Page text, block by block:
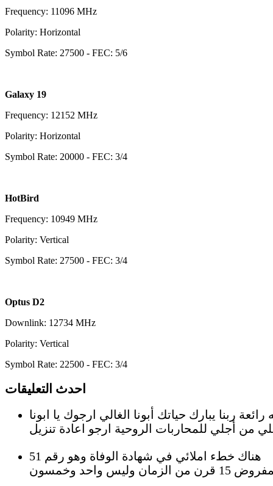
Frequency: 11096 MHz
Polarity: Horizontal
Symbol Rate: 27500 - FEC: 5/6
Galaxy 19
Frequency: 12152 MHz
Polarity: Horizontal
Symbol Rate: 20000 - FEC: 3/4
HotBird
Frequency: 10949 MHz
Polarity: Vertical
Symbol Rate: 27500 - FEC: 3/4
Optus D2
Downlink: 12734 MHz
Polarity: Vertical
Symbol Rate: 22500 - FEC: 3/4
احدث التعليقات
رائعة ربنا يبارك حياتك أبونا الغالي ارجوك يا ابونا
هناك خطء املائي في شهادة الوفاة وهو رقم 51